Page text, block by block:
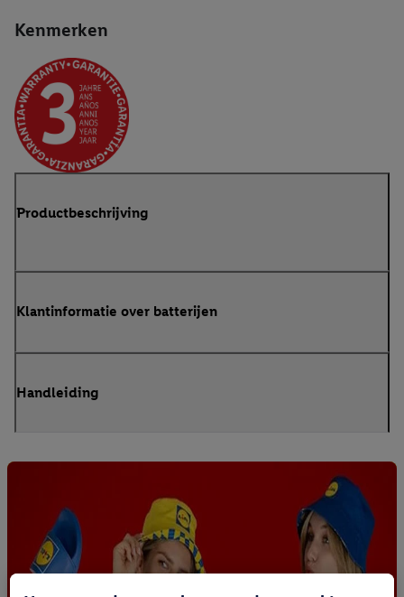
Kenmerken
Productbeschrijving
Klantinformatie over batterijen
Handleiding